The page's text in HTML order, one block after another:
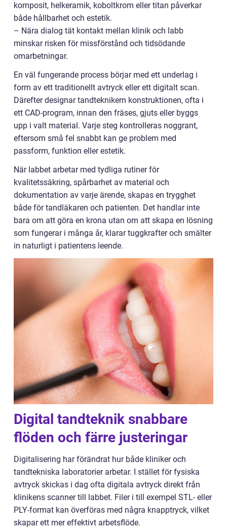
komposit, helkeramik, koboltkrom eller titan påverkar
både hållbarhet och estetik.
– Nära dialog tät kontakt mellan klinik och labb
minskar risken för missförstånd och tidsödande
omarbetningar.
En väl fungerande process börjar med ett underlag i
form av ett traditionellt avtryck eller ett digitalt scan.
Därefter designar tandteknikern konstruktionen, ofta i
ett CAD-program, innan den fräses, gjuts eller byggs
upp i valt material. Varje steg kontrolleras noggrant,
eftersom små fel snabbt kan ge problem med
passform, funktion eller estetik.
När labbet arbetar med tydliga rutiner för
kvalitetssäkring, spårbarhet av material och
dokumentation av varje ärende, skapas en trygghet
både för tandläkaren och patienten. Det handlar inte
bara om att göra en krona utan om att skapa en lösning
som fungerar i många år, klarar tuggkrafter och smälter
in naturligt i patientens leende.
Digital tandteknik snabbare
flöden och färre justeringar
Digitalisering har förändrat hur både kliniker och
tandtekniska laboratorier arbetar. I stället för fysiska
avtryck skickas i dag ofta digitala avtryck direkt från
klinikens scanner till labbet. Filer i till exempel STL- eller
PLY-format kan överföras med några knapptryck, vilket
skapar ett mer effektivt arbetsflöde.